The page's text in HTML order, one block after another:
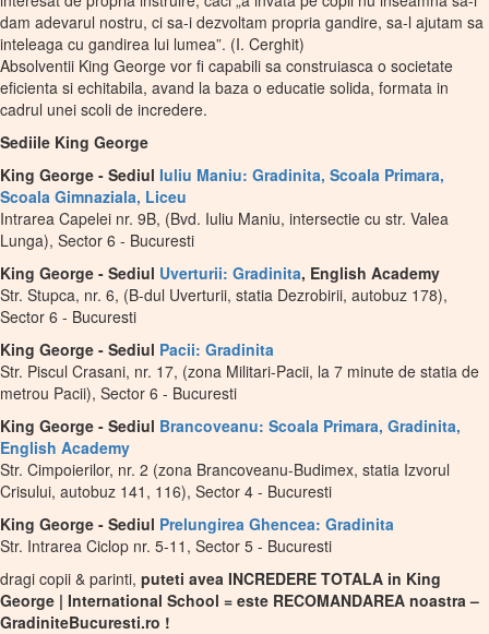
dam adevarul nostru, ci sa-i dezvoltam propria gandire, sa-l ajutam sa
inteleaga cu gandirea lui lumea”. (I. Cerghit)
Absolventii King George vor fi capabili sa construiasca o societate
eficienta si echitabila, avand la baza o educatie solida, formata in
cadrul unei scoli de incredere.
Sediile King George
King George - Sediul Iuliu Maniu: Gradinita, Scoala Primara,
Scoala Gimnaziala, Liceu
Intrarea Capelei nr. 9B, (Bvd. Iuliu Maniu, intersectie cu str. Valea
Lunga), Sector 6 - Bucuresti
King George - Sediul Uverturii: Gradinita, English Academy
Str. Stupca, nr. 6, (B-dul Uverturii, statia Dezrobirii, autobuz 178),
Sector 6 - Bucuresti
King George - Sediul Pacii: Gradinita
Str. Piscul Crasani, nr. 17, (zona Militari-Pacii, la 7 minute de statia de
metrou Pacii), Sector 6 - Bucuresti
King George - Sediul Brancoveanu: Scoala Primara, Gradinita,
English Academy
Str. Cimpoierilor, nr. 2 (zona Brancoveanu-Budimex, statia Izvorul
Crisului, autobuz 141, 116), Sector 4 - Bucuresti
King George - Sediul Prelungirea Ghencea: Gradinita
Str. Intrarea Ciclop nr. 5-11, Sector 5 - Bucuresti
dragi copii & parinti, puteti avea INCREDERE TOTALA in King
George | International School = este RECOMANDAREA noastra –
GradiniteBucuresti.ro !